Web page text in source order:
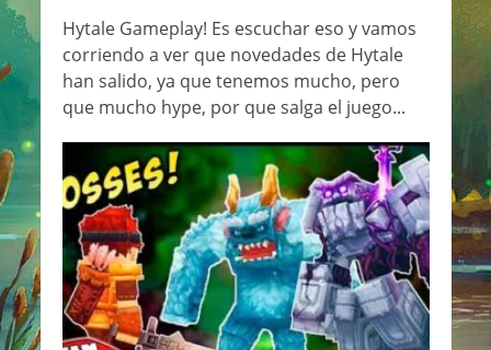
Hytale Gameplay! Es escuchar eso y vamos
corriendo a ver que novedades de Hytale
han salido, ya que tenemos mucho, pero
que mucho hype, por que salga el juego...